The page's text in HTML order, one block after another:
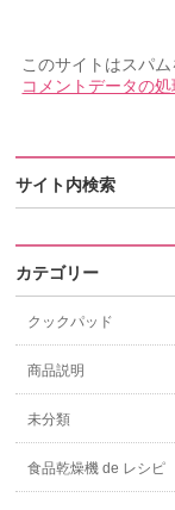
このサイトはスパ
コメントデータの
サイト内検索
カテゴリー
クックパッド
商品説明
未分類
食品乾燥機 de レシピ